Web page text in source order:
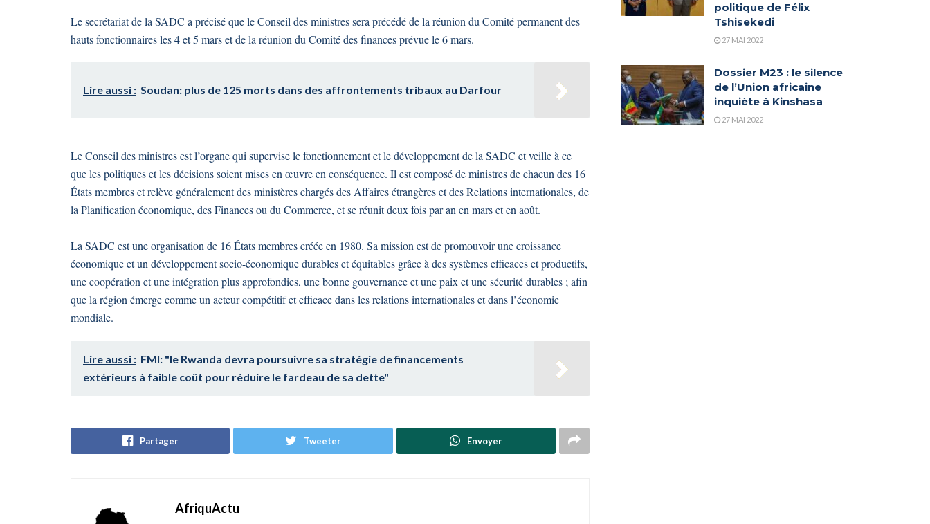
Le secrétariat de la SADC a précisé que le Conseil des ministres sera précédé de la réunion du Comité permanent des
hauts fonctionnaires les 4 et 5 mars et de la réunion du Comité des finances prévue le 6 mars.
Lire aussi : Soudan: plus de 125 morts dans des affrontements tribaux au Darfour
Le Conseil des ministres est l’organe qui supervise le fonctionnement et le développement de la SADC et veille à ce
que les politiques et les décisions soient mises en œuvre en conséquence. Il est composé de ministres de chacun des 16
États membres et relève généralement des ministères chargés des Affaires étrangères et des Relations internationales, de
la Planification économique, des Finances ou du Commerce, et se réunit deux fois par an en mars et en août.
La SADC est une organisation de 16 États membres créée en 1980. Sa mission est de promouvoir une croissance
économique et un développement socio-économique durables et équitables grâce à des systèmes efficaces et productifs,
une coopération et une intégration plus approfondies, une bonne gouvernance et une paix et une sécurité durables ; afin
que la région émerge comme un acteur compétitif et efficace dans les relations internationales et dans l’économie
mondiale.
Lire aussi : FMI: "le Rwanda devra poursuivre sa stratégie de financements
extérieurs à faible coût pour réduire le fardeau de sa dette"
Partager Tweeter Envoyer
AfriquActu
politique de Félix
Tshisekedi
27 MAI 2022
Dossier M23 : le silence
de l’Union africaine
inquiète à Kinshasa
27 MAI 2022